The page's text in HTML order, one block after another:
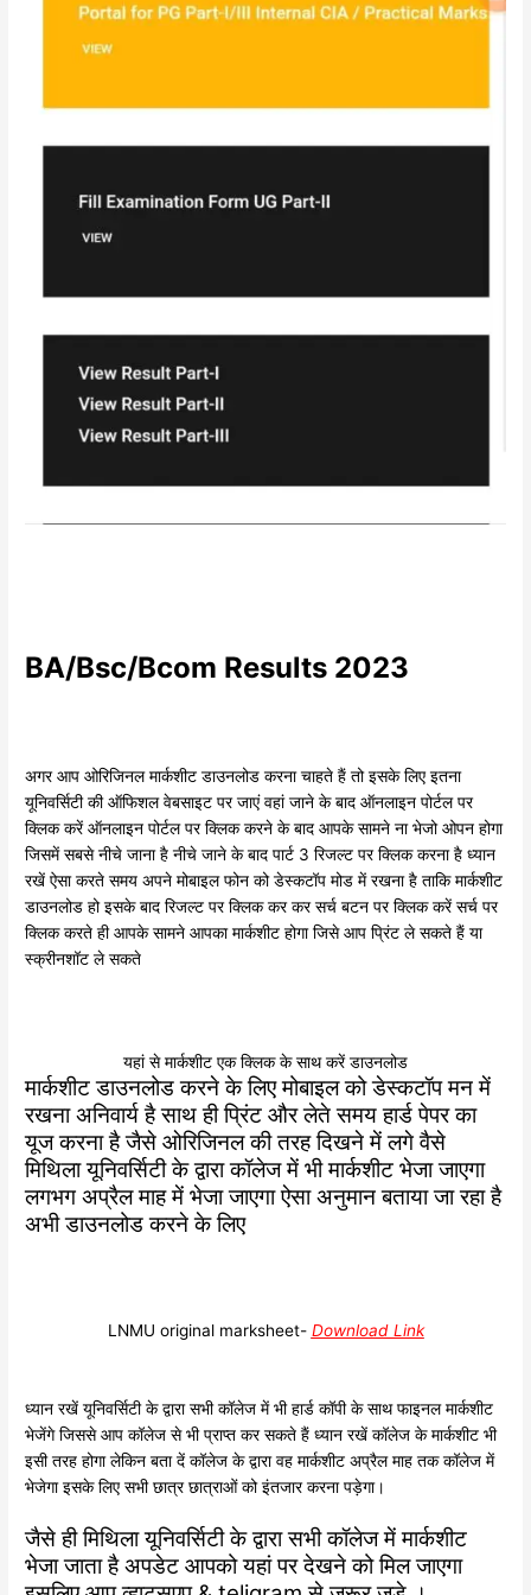
BA/Bsc/Bcom Results 2023
अगर आप ओरिजिनल मार्कशीट डाउनलोड करना चाहते हैं तो इसके लिए इतना
यूनिवर्सिटी की ऑफिशल वेबसाइट पर जाएं वहां जाने के बाद ऑनलाइन पोर्टल पर
क्लिक करें ऑनलाइन पोर्टल पर क्लिक करने के बाद आपके सामने ना भेजो ओपन होगा
जिसमें सबसे नीचे जाना है नीचे जाने के बाद पार्ट 3 रिजल्ट पर क्लिक करना है ध्यान
रखें ऐसा करते समय अपने मोबाइल फोन को डेस्कटॉप मोड में रखना है ताकि मार्कशीट
डाउनलोड हो इसके बाद रिजल्ट पर क्लिक कर कर सर्च बटन पर क्लिक करें सर्च पर
क्लिक करते ही आपके सामने आपका मार्कशीट होगा जिसे आप प्रिंट ले सकते हैं या
स्क्रीनशॉट ले सकते
यहां से मार्कशीट एक क्लिक के साथ करें डाउनलोड
मार्कशीट डाउनलोड करने के लिए मोबाइल को डेस्कटॉप मन में
रखना अनिवार्य है साथ ही प्रिंट और लेते समय हार्ड पेपर का
यूज करना है जैसे ओरिजिनल की तरह दिखने में लगे वैसे
मिथिला यूनिवर्सिटी के द्वारा कॉलेज में भी मार्कशीट भेजा जाएगा
लगभग अप्रैल माह में भेजा जाएगा ऐसा अनुमान बताया जा रहा है
अभी डाउनलोड करने के लिए
LNMU original marksheet- Download Link
ध्यान रखें यूनिवर्सिटी के द्वारा सभी कॉलेज में भी हार्ड कॉपी के साथ फाइनल मार्कशीट
भेजेंगे जिससे आप कॉलेज से भी प्राप्त कर सकते हैं ध्यान रखें कॉलेज के मार्कशीट भी
इसी तरह होगा लेकिन बता दें कॉलेज के द्वारा वह मार्कशीट अप्रैल माह तक कॉलेज में
भेजेगा इसके लिए सभी छात्र छात्राओं को इंतजार करना पड़ेगा।
जैसे ही मिथिला यूनिवर्सिटी के द्वारा सभी कॉलेज में मार्कशीट
भेजा जाता है अपडेट आपको यहां पर देखने को मिल जाएगा